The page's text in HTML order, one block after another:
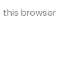
this browser